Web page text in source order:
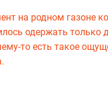
на родном газоне
одержать
то есть такое